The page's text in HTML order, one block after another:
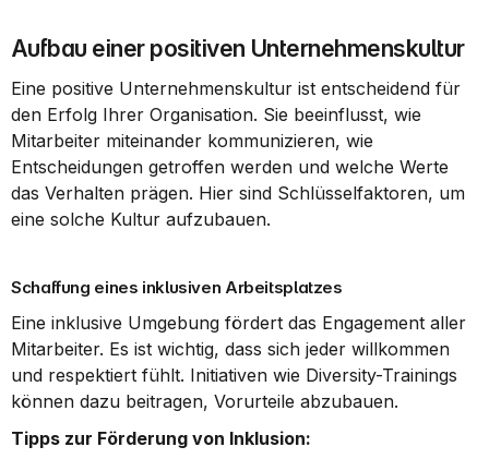
Aufbau einer positiven Unternehmenskultur
Eine positive Unternehmenskultur ist entscheidend für
den Erfolg Ihrer Organisation. Sie beeinflusst, wie
Mitarbeiter miteinander kommunizieren, wie
Entscheidungen getroffen werden und welche Werte
das Verhalten prägen. Hier sind Schlüsselfaktoren, um
eine solche Kultur aufzubauen.
Schaffung eines inklusiven Arbeitsplatzes
Eine inklusive Umgebung fördert das Engagement aller
Mitarbeiter. Es ist wichtig, dass sich jeder willkommen
und respektiert fühlt. Initiativen wie Diversity-Trainings
können dazu beitragen, Vorurteile abzubauen.
Tipps zur Förderung von Inklusion: